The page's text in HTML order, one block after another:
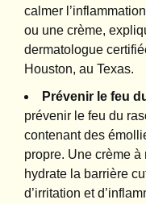
calmer
ou une crème,
dermatologue
Houston, au Texas.
Prévenir le feu
prévenir le feu du
contenant des
propre. Une crème
hydrate la barrière
d’irritation et